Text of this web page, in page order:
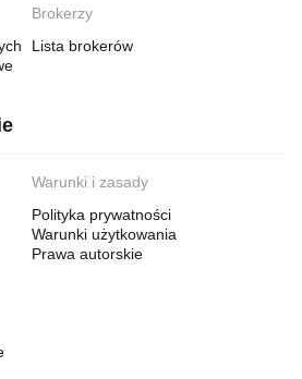
Brokerzy
Lista brokerów
Warunki i zasady
Polityka prywatności
Warunki użytkowania
Prawa autorskie